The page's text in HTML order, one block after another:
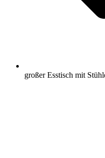
großer Esstisch mit